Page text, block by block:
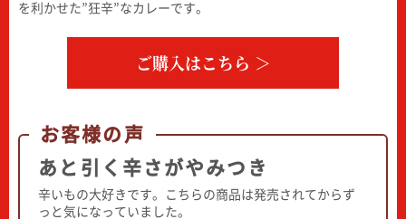
を利かせた”狂辛”なカレーです。
ご購入はこちら ＞
お客様の声
あと引く辛さがやみつき
辛いもの大好きです。こちらの商品は発売されてからず
っと気になっていました。